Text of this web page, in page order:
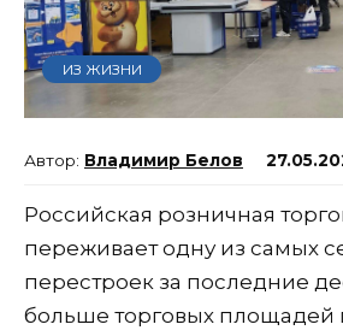
ИЗ ЖИЗНИ
Владимир Белов
Российская розничная
переживает одну из самых
перестроек за последние
больше торговых площадей